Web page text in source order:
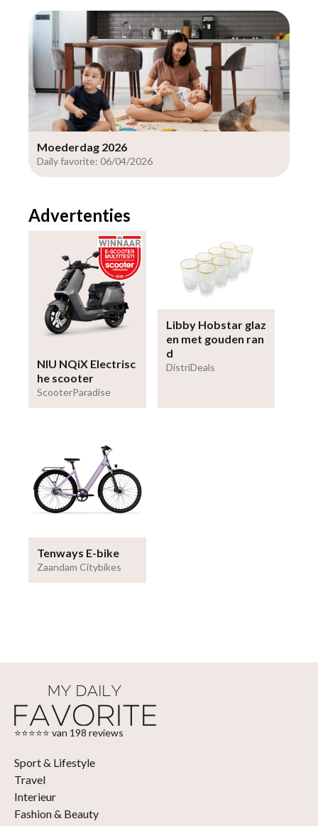
Moederdag 2026
Daily favorite: 06/04/2026
Advertenties
NIU NQiX Electrisc
he scooter
ScooterParadise
Libby Hobstar glaz
en met gouden ran
d
DistriDeals
Tenways E-bike
Zaandam Citybikes
⭐⭐⭐⭐⭐ van 198 reviews
Sport & Lifestyle
Travel
Interieur
Fashion & Beauty